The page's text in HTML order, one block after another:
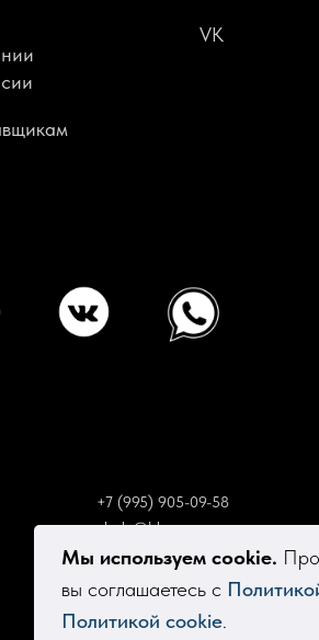
Мы используем cookie.
вы соглашаетесь с
Политикой cookie.
elsola@bk.ru
VK
+7 (995) 905-09-58